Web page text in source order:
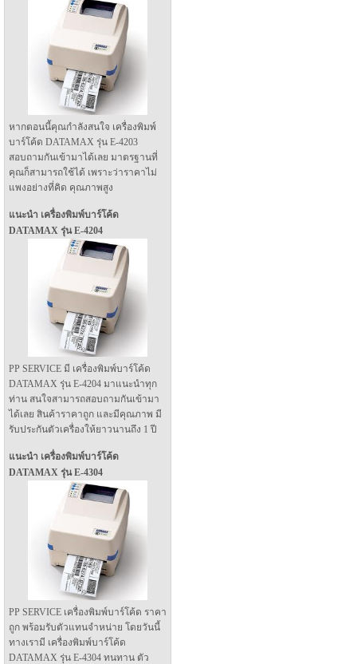
หากตอนนี้คุณกำลังสนใจ เครื่องพิมพ์
บาร์โค้ด DATAMAX รุ่น E-4203
สอบถามกันเข้ามาได้เลย มาตรฐานที่
คุณก็สามารถใช้ได้ เพราะว่าราคาไม่
แพงอย่างที่คิด คุณภาพสูง
แนะนำ เครื่องพิมพ์บาร์โค้ด
DATAMAX รุ่น E-4204
PP SERVICE มี เครื่องพิมพ์บาร์โค้ด
DATAMAX รุ่น E-4204 มาแนะนำทุก
ท่าน สนใจสามารถสอบถามกันเข้ามา
ได้เลย สินค้าราคาถูก และมีคุณภาพ มี
รับประกันตัวเครื่องให้ยาวนานถึง 1 ปี
แนะนำ เครื่องพิมพ์บาร์โค้ด
DATAMAX รุ่น E-4304
PP SERVICE เครื่องพิมพ์บาร์โค้ด ราคา
ถูก พร้อมรับตัวแทนจำหน่าย โดยวันนี้
ทางเรามี เครื่องพิมพ์บาร์โค้ด
DATAMAX รุ่น E-4304 ทนทาน ตัว